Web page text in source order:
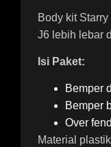
Body kit
J6 lebih lebar
Isi Paket:
Bemper
Bemper
Over
Material